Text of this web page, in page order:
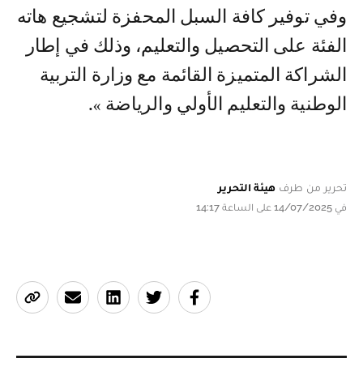
وفي توفير كافة السبل المحفزة لتشجيع هاته
الفئة على التحصيل والتعليم، وذلك في إطار
الشراكة المتميزة القائمة مع وزارة التربية
الوطنية والتعليم الأولي والرياضة ».
تحرير من طرف هيئة التحرير
في 14/07/2025 على الساعة 14:17